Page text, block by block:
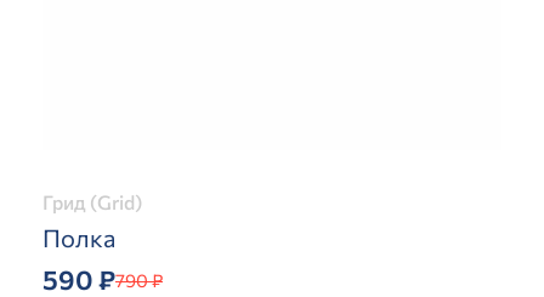
Грид (Grid)
Полка
590 ₽790 ₽